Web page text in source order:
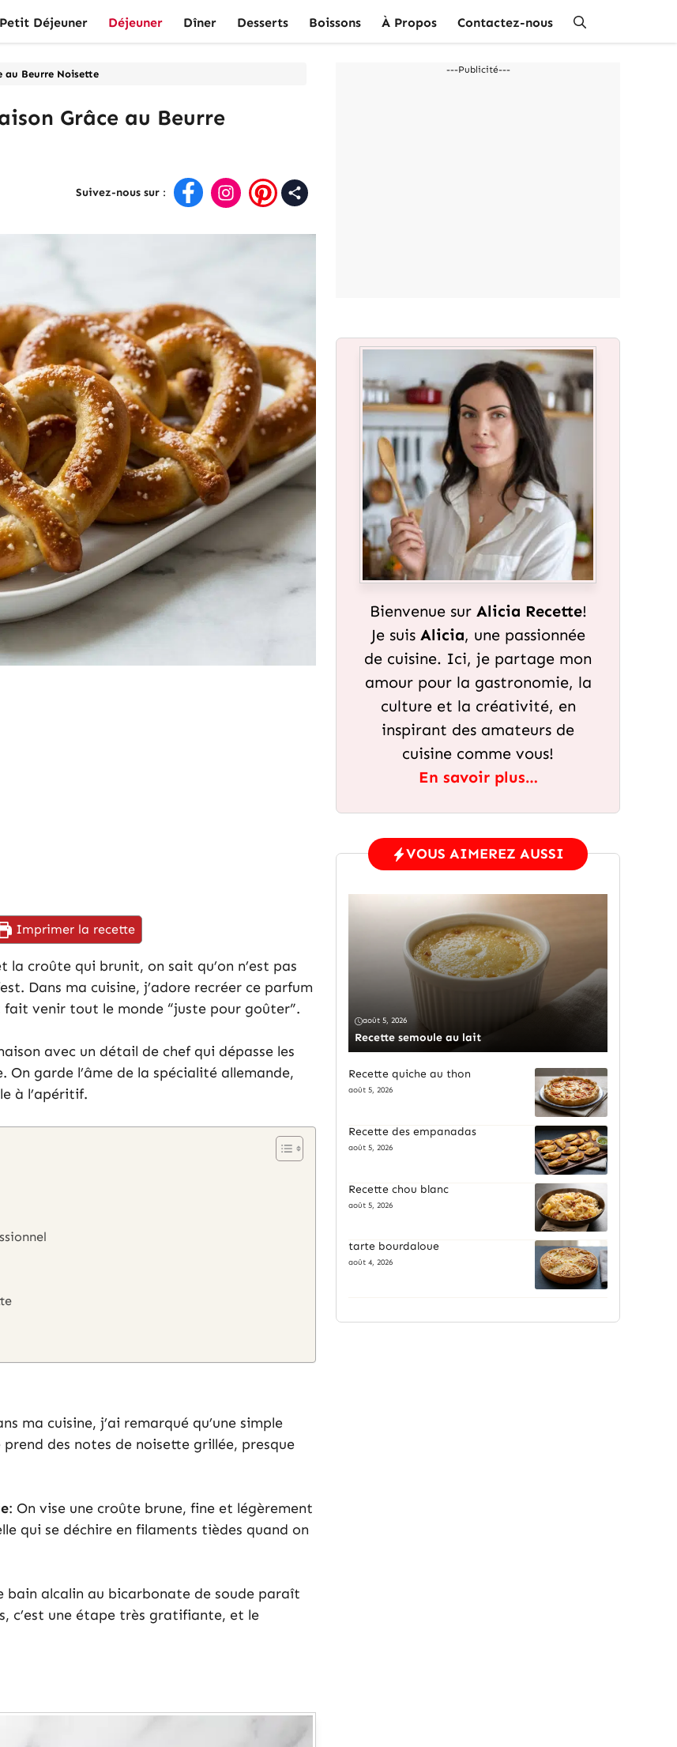
Petit Déjeuner Déjeuner Dîner Desserts Boissons À Propos Contactez-nous
au Beurre Noisette
Grâce au Beurre
Suivez-nous sur :
Imprimer la recette
la croûte qui brunit, on sait qu’on n’est pas
Dans ma cuisine, j’adore recréer ce parfum
venir tout le monde “juste pour goûter”.
avec un détail de chef qui dépasse les
garde l’âme de la spécialité allemande,
à l’apéritif.
ma cuisine, j’ai remarqué qu’une simple
des notes de noisette grillée, presque
: On vise une croûte brune, fine et légèrement
qui se déchire en filaments tièdes quand on
bain alcalin au bicarbonate de soude paraît
c’est une étape très gratifiante, et le
---Publicité---
Bienvenue sur Alicia Recette!
Je suis Alicia, une passionnée
de cuisine. Ici, je partage mon
amour pour la gastronomie, la
culture et la créativité, en
inspirant des amateurs de
cuisine comme vous!
En savoir plus…
VOUS AIMEREZ AUSSI
août 5, 2026
Recette semoule au lait
Recette quiche au thon
août 5, 2026
Recette des empanadas
août 5, 2026
Recette chou blanc
août 5, 2026
tarte bourdaloue
août 4, 2026